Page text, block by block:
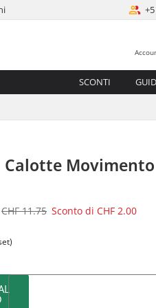
SCONTI
CHF 11.75 Sconto diCHF 2.00